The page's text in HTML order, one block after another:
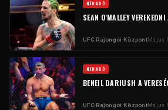
HÍRADÓ
SEAN O'MALLEY
UFCRajongói KözpontMájus
HÍRADÓ
BENEIL DARIUSH A
UFCRajongói KözpontMájus